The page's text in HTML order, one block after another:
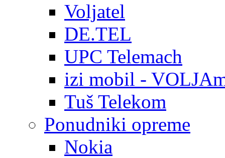
Voljatel
DE.TEL
UPC Telemach
izi mobil -
Tuš Telekom
Ponudniki opreme
Nokia